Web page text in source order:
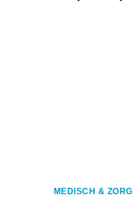
MEDISCH & ZORG